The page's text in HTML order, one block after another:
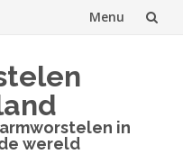
Menu
in
wereld